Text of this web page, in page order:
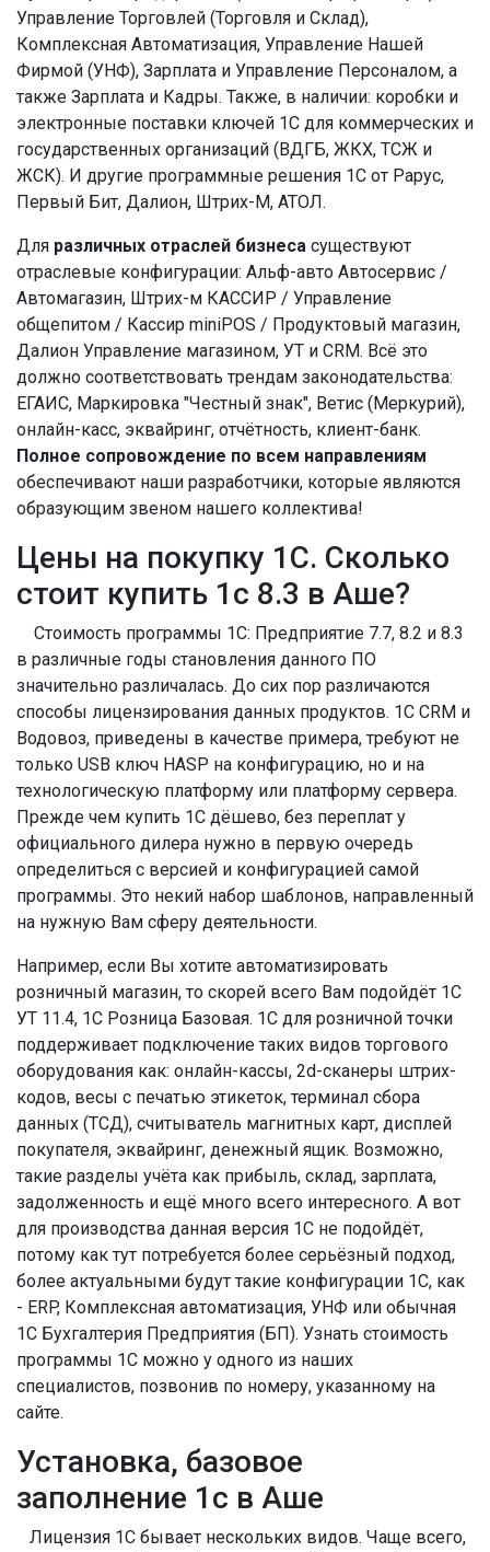
Управление Торговлей (Торговля и Склад),
Комплексная Автоматизация, Управление Нашей
Фирмой (УНФ), Зарплата и Управление Персоналом, а
также Зарплата и Кадры. Также, в наличии: коробки и
электронные поставки ключей 1С для коммерческих и
государственных организаций (ВДГБ, ЖКХ, ТСЖ и
ЖСК). И другие программные решения 1С от Рарус,
Первый Бит, Далион, Штрих-М, АТОЛ.
Для различных отраслей бизнеса существуют
отраслевые конфигурации: Альф-авто Автосервис /
Автомагазин, Штрих-м КАССИР / Управление
общепитом / Кассир miniPOS / Продуктовый магазин,
Далион Управление магазином, УТ и CRM. Всё это
должно соответствовать трендам законодательства:
ЕГАИС, Маркировка "Честный знак", Ветис (Меркурий),
онлайн-касс, эквайринг, отчётность, клиент-банк.
Полное сопровождение по всем направлениям
обеспечивают наши разработчики, которые являются
образующим звеном нашего коллектива!
Цены на покупку 1С. Сколько
стоит купить 1с 8.3 в Аше?
Стоимость программы 1С: Предприятие 7.7, 8.2 и 8.3
в различные годы становления данного ПО
значительно различалась. До сих пор различаются
способы лицензирования данных продуктов. 1С CRM и
Водовоз, приведены в качестве примера, требуют не
только USB ключ HASP на конфигурацию, но и на
технологическую платформу или платформу сервера.
Прежде чем купить 1С дёшево, без переплат у
официального дилера нужно в первую очередь
определиться с версией и конфигурацией самой
программы. Это некий набор шаблонов, направленный
на нужную Вам сферу деятельности.
Например, если Вы хотите автоматизировать
розничный магазин, то скорей всего Вам подойдёт 1С
УТ 11.4, 1С Розница Базовая. 1С для розничной точки
поддерживает подключение таких видов торгового
оборудования как: онлайн-кассы, 2d-сканеры штрих-
кодов, весы с печатью этикеток, терминал сбора
данных (ТСД), считыватель магнитных карт, дисплей
покупателя, эквайринг, денежный ящик. Возможно,
такие разделы учёта как прибыль, склад, зарплата,
задолженность и ещё много всего интересного. А вот
для производства данная версия 1С не подойдёт,
потому как тут потребуется более серьёзный подход,
более актуальными будут такие конфигурации 1С, как
- ERP, Комплексная автоматизация, УНФ или обычная
1С Бухгалтерия Предприятия (БП). Узнать стоимость
программы 1С можно у одного из наших
специалистов, позвонив по номеру, указанному на
сайте.
Установка, базовое
заполнение 1с в Аше
Лицензия 1С бывает нескольких видов. Чаще всего,